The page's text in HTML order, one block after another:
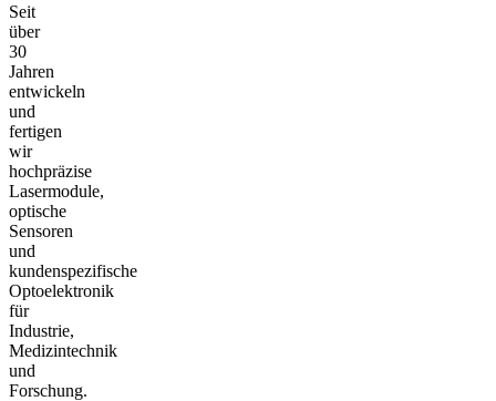
Seit
über
30
Jahren
entwickeln
und
fertigen
wir
hochpräzise
Lasermodule,
optische
Sensoren
und
kundenspezifische
Optoelektronik
für
Industrie,
Medizintechnik
und
Forschung.